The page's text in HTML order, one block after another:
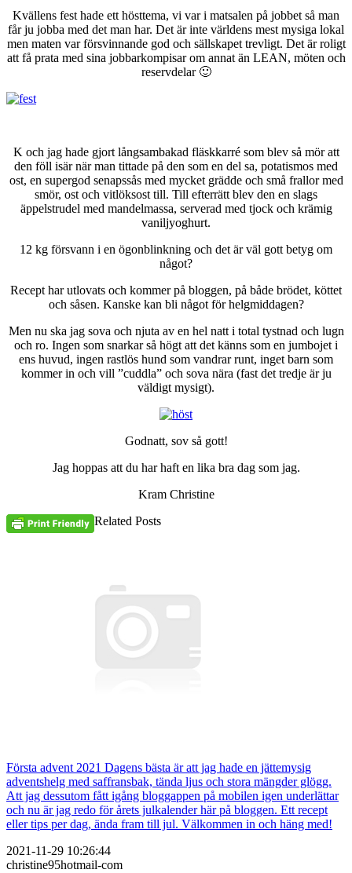
Kvällens fest hade ett hösttema, vi var i matsalen på jobbet så man
får ju jobba med det man har. Det är inte världens mest mysiga lokal
men maten var försvinnande god och sällskapet trevligt. Det är roligt
att få prata med sina jobbarkompisar om annat än LEAN, möten och
reservdelar 🙂
K och jag hade gjort långsambakad fläskkarré som blev så mör att
den föll isär när man tittade på den som en del sa, potatismos med
ost, en supergod senapssås med mycket grädde och små frallor med
smör, ost och vitlöksost till. Till efterrätt blev den en slags
äppelstrudel med mandelmassa, serverad med tjock och krämig
vaniljyoghurt.
12 kg försvann i en ögonblinkning och det är väl gott betyg om
något?
Recept har utlovats och kommer på bloggen, på både brödet, köttet
och såsen. Kanske kan bli något för helgmiddagen?
Men nu ska jag sova och njuta av en hel natt i total tystnad och lugn
och ro. Ingen som snarkar så högt att det känns som en jumbojet i
ens huvud, ingen rastlös hund som vandrar runt, inget barn som
kommer in och vill ”cuddla” och sova nära (fast det tredje är ju
väldigt mysigt).
Godnatt, sov så gott!
Jag hoppas att du har haft en lika bra dag som jag.
Kram Christine
Related Posts
Första advent 2021 Dagens bästa är att jag hade en jättemysig
adventshelg med saffransbak, tända ljus och stora mängder glögg.
Att jag dessutom fått igång bloggappen på mobilen igen underlättar
och nu är jag redo för årets julkalender här på bloggen. Ett recept
eller tips per dag, ända fram till jul. Välkommen in och häng med!
2021-11-29 10:26:44
christine95hotmail-com